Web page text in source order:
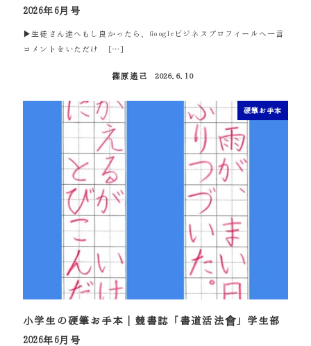
2026年6月号
▶生徒さん達へもし良かったら、Googleビジネスプロフィールへ一言
コメントをいただけ […]
篠原遙己
2026.6.10
硬筆お手本
小学生の硬筆お手本｜競書誌「書道活法會」学生部
2026年6月号